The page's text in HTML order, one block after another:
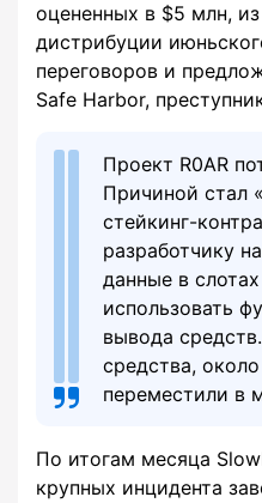
оцененных в $5 млн,
дистрибуции
переговоров и
Safe Harbor,
Проект R0AR
Причиной стал
стейкинг-
разработчику
данные в
использовать
вывода
средства,
переместили в
По итогам месяца
крупных инцидента